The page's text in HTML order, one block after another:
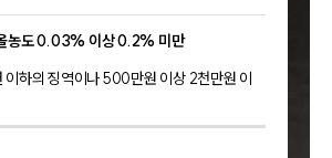
농도 0.03% 이상 0.2% 미만
이하의 징역이나 500만원 이상 2천만원 이